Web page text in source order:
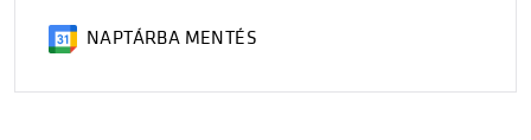
NAPTÁRBA MENTÉS